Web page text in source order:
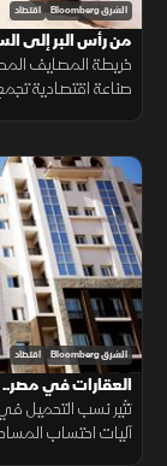
الشرق Bloomberg اقتصاد
من رأس البر إلى
خريطة المصايف
صناعة اقتصادية
الشرق Bloomberg اقتصاد
العقارات في
تثير نسب التحميل
آليات احتساب